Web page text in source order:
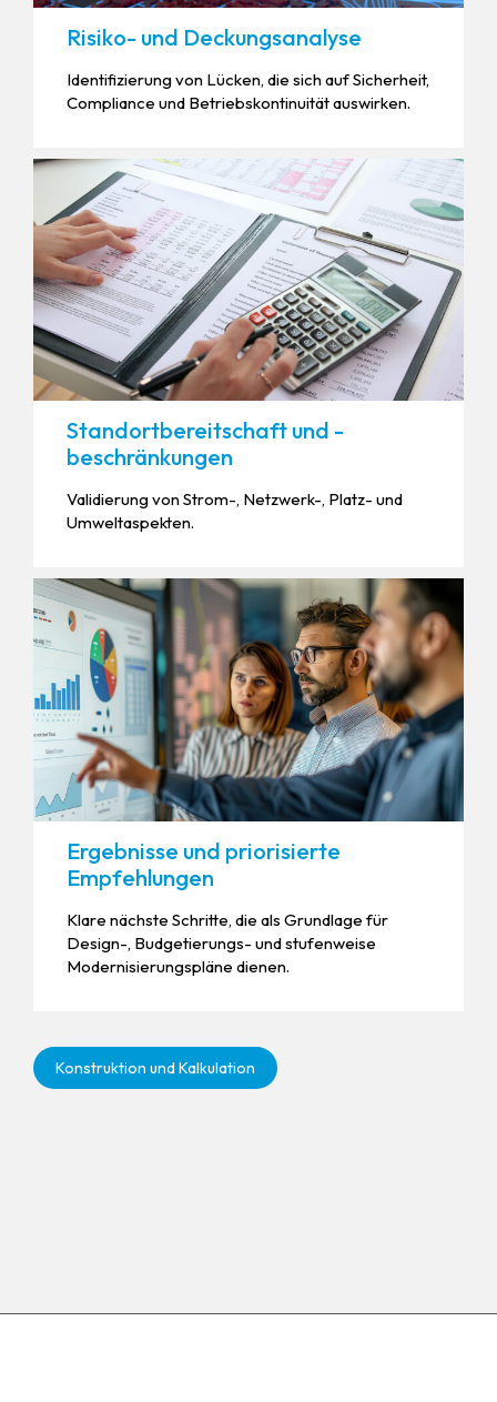
Risiko- und Deckungsanalyse
Identifizierung von Lücken, die sich auf Sicherheit,
Compliance und Betriebskontinuität auswirken.
Standortbereitschaft und -
beschränkungen
Validierung von Strom-, Netzwerk-, Platz- und
Umweltaspekten.
Ergebnisse und priorisierte
Empfehlungen
Klare nächste Schritte, die als Grundlage für
Design-, Budgetierungs- und stufenweise
Modernisierungspläne dienen.
Konstruktion und Kalkulation